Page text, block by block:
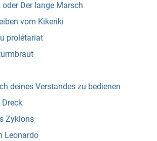
oder Der lange Marsch
vom Kikeriki
prolétariat
deines Verstandes zu bedienen
Dreck
Zyklons
Leonardo